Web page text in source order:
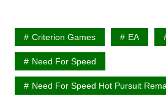
Criterion Games EA
Need For Speed
Need For Speed Hot Pursuit